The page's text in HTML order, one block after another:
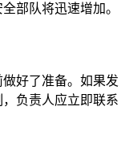
部队将迅速增加。
好了准备。如果发
负责人应立即联系